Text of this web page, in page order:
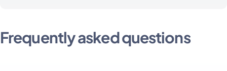
Frequently asked questions